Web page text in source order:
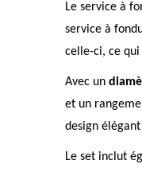
Le service à
service à
celle-ci, ce
Avec un
et un
design
Le set inclut